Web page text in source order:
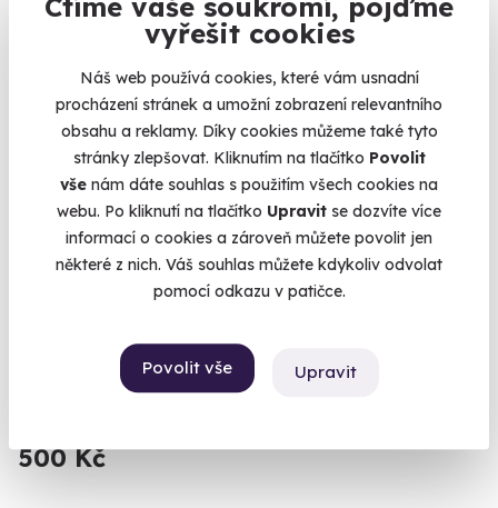
Ctíme vaše soukromí, pojďme
vyřešit cookies
Náš web používá cookies, které vám usnadní
procházení stránek a umožní zobrazení relevantního
obsahu a reklamy. Díky cookies můžeme také tyto
stránky zlepšovat. Kliknutím na tlačítko Povolit
vše nám dáte souhlas s použitím všech cookies na
webu. Po kliknutí na tlačítko Upravit se dozvíte více
informací o cookies a zároveň můžete povolit jen
některé z nich. Váš souhlas můžete kdykoliv odvolat
pomocí odkazu v patičce.
Povolit vše Upravit
Nevíte, co vybrat? Darujte poukaz na libovolný zážitek a
výběr nechte na nich!
500 Kč